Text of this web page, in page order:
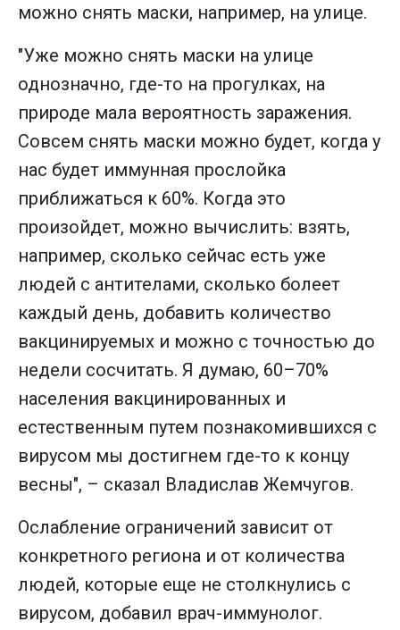
можно снять маски, например, на улице.
"Уже можно снять маски на улице
однозначно, где-то на прогулках, на
природе мала вероятность заражения.
Совсем снять маски можно будет, когда у
нас будет иммунная прослойка
приближаться к 60%. Когда это
произойдет, можно вычислить: взять,
например, сколько сейчас есть уже
людей с антителами, сколько болеет
каждый день, добавить количество
вакцинируемых и можно с точностью до
недели сосчитать. Я думаю, 60–70%
населения вакцинированных и
естественным путем познакомившихся с
вирусом мы достигнем где-то к концу
весны", – сказал Владислав Жемчугов.
Ослабление ограничений зависит от
конкретного региона и от количества
людей, которые еще не столкнулись с
вирусом, добавил врач-иммунолог.